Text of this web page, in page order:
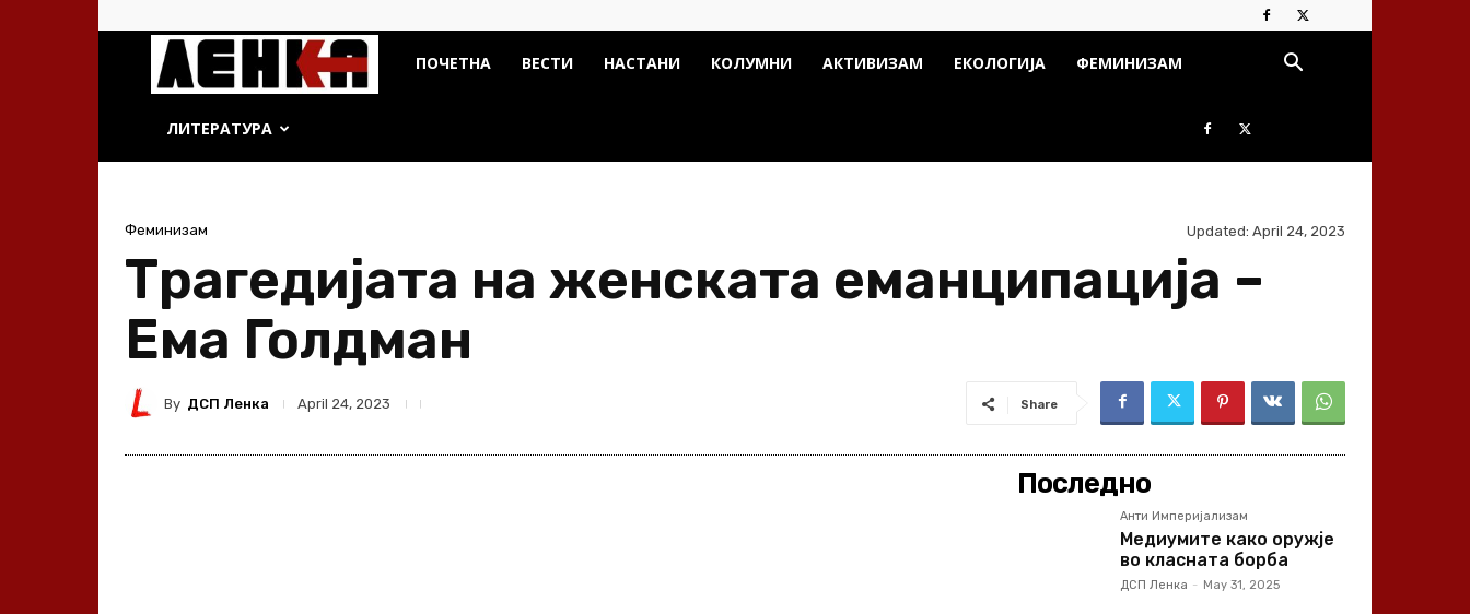
ДСП
ПОЧЕТНА ВЕСТИ НАСТАНИ КОЛУМНИ АКТИВИЗАМ ЕКОЛОГИЈА ФЕМИНИЗАМ
ЛИТЕРАТУРА
Феминизам Updated: April 24, 2023
Трагедијата на женската еманципацијa –
Ема Голдман
By ДСП Ленка April 24, 2023 Share
Последно
Анти Империјализам
Медиумите како оружје
во класната борба
ДСП Ленка - May 31, 2025